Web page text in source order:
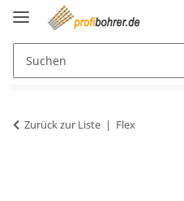
Zurück zur Liste Flex